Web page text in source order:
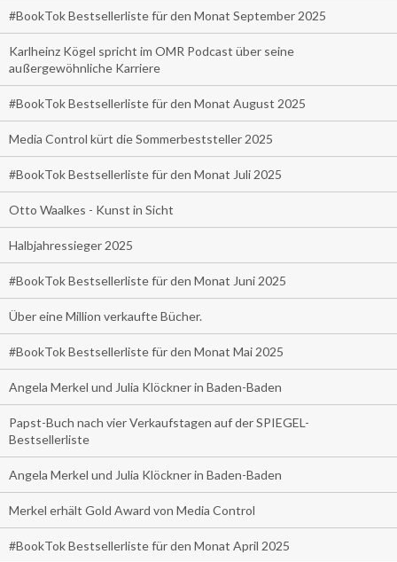
#BookTok Bestsellerliste für den Monat September 2025
Karlheinz Kögel spricht im OMR Podcast über seine
außergewöhnliche Karriere
#BookTok Bestsellerliste für den Monat August 2025
Media Control kürt die Sommerbeststeller 2025
#BookTok Bestsellerliste für den Monat Juli 2025
Otto Waalkes - Kunst in Sicht
Halbjahressieger 2025
#BookTok Bestsellerliste für den Monat Juni 2025
Über eine Million verkaufte Bücher.
#BookTok Bestsellerliste für den Monat Mai 2025
Angela Merkel und Julia Klöckner in Baden-Baden
Papst-Buch nach vier Verkaufstagen auf der SPIEGEL-
Bestsellerliste
Angela Merkel und Julia Klöckner in Baden-Baden
Merkel erhält Gold Award von Media Control
#BookTok Bestsellerliste für den Monat April 2025